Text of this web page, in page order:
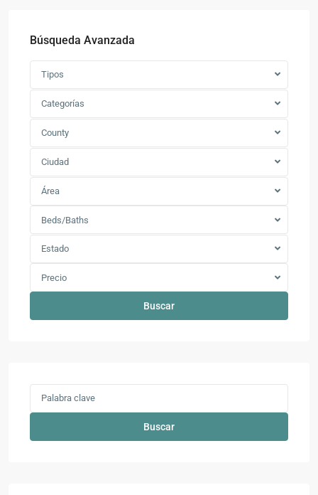
Búsqueda Avanzada
Tipos
Categorías
County
Ciudad
Área
Beds/Baths
Estado
Precio
Buscar
Buscar